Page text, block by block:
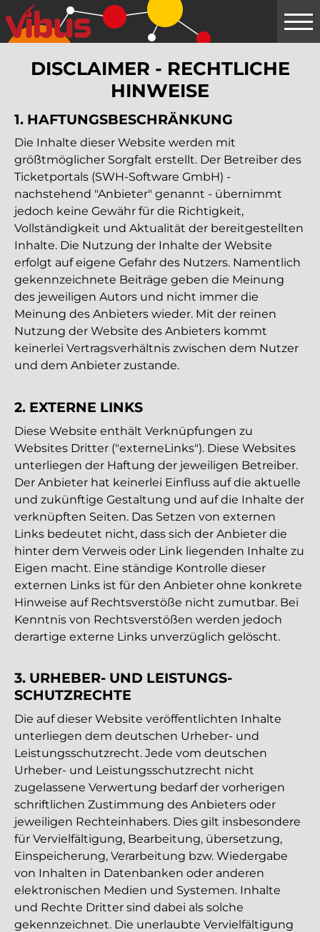
Springe
zum
Hauptinhalt
DISCLAIMER - RECHTLICHE
HINWEISE
1. HAFTUNGS­BESCHRÄNKUNG
Die Inhalte dieser Website werden mit
größtmöglicher Sorgfalt erstellt. Der Betreiber des
Ticketportals (SWH-Software GmbH) -
nachstehend "Anbieter" genannt - übernimmt
jedoch keine Gewähr für die Richtigkeit,
Vollständigkeit und Aktualität der bereitgestellten
Inhalte. Die Nutzung der Inhalte der Website
erfolgt auf eigene Gefahr des Nutzers. Namentlich
gekennzeichnete Beiträge geben die Meinung
des jeweiligen Autors und nicht immer die
Meinung des Anbieters wieder. Mit der reinen
Nutzung der Website des Anbieters kommt
keinerlei Vertragsverhältnis zwischen dem Nutzer
und dem Anbieter zustande.
2. EXTERNE LINKS
Diese Website enthält Verknüpfungen zu
Websites Dritter ("externeLinks"). Diese Websites
unterliegen der Haftung der jeweiligen Betreiber.
Der Anbieter hat keinerlei Einfluss auf die aktuelle
und zukünftige Gestaltung und auf die Inhalte der
verknüpften Seiten. Das Setzen von externen
Links bedeutet nicht, dass sich der Anbieter die
hinter dem Verweis oder Link liegenden Inhalte zu
Eigen macht. Eine ständige Kontrolle dieser
externen Links ist für den Anbieter ohne konkrete
Hinweise auf Rechtsverstöße nicht zumutbar. Bei
Kenntnis von Rechtsverstößen werden jedoch
derartige externe Links unverzüglich gelöscht.
3. URHEBER- UND LEISTUNGS­
SCHUTZRECHTE
Die auf dieser Website veröffentlichten Inhalte
unterliegen dem deutschen Urheber- und
Leistungsschutzrecht. Jede vom deutschen
Urheber- und Leistungsschutzrecht nicht
zugelassene Verwertung bedarf der vorherigen
schriftlichen Zustimmung des Anbieters oder
jeweiligen Rechteinhabers. Dies gilt insbesondere
für Vervielfältigung, Bearbeitung, übersetzung,
Einspeicherung, Verarbeitung bzw. Wiedergabe
von Inhalten in Datenbanken oder anderen
elektronischen Medien und Systemen. Inhalte
und Rechte Dritter sind dabei als solche
gekennzeichnet. Die unerlaubte Vervielfältigung